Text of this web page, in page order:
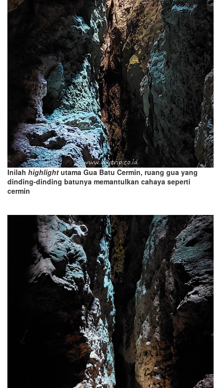
Inilah highlight utama Gua Batu Cermin, ruang gua yang
dinding-dinding batunya memantulkan cahaya seperti
cermin